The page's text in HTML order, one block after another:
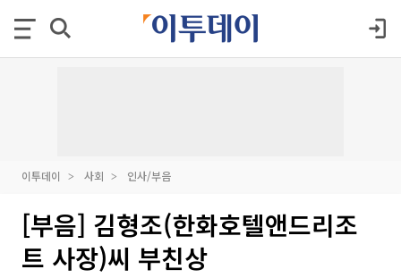
이투데이 사회 인사/부음
[부음] 김형조(한화호텔앤드리조
트 사장)씨 부친상